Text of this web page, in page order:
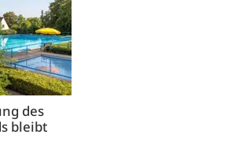
des
bleibt